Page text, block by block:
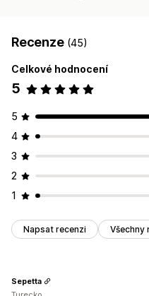
Recenze (45)
Celkové hodnocení
5
5
4
3
2
1
Napsat recenzi Všechny
Sepetta